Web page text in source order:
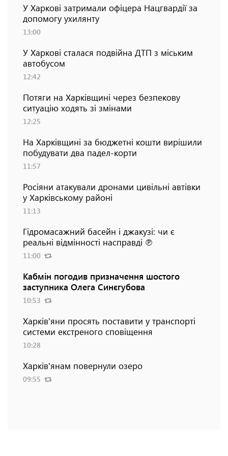
У Харкові затримали офіцера Нацгвардії за
допомогу ухилянту
13:00
У Харкові сталася подвійна ДТП з міським
автобусом
12:42
Потяги на Харківщині через безпекову
ситуацію ходять зі змінами
12:25
На Харківщині за бюджетні кошти вирішили
побудувати два падел-корти
11:57
Росіяни атакували дронами цивільні автівки
у Харківському районі
11:13
Гідромасажний басейн і джакузі: чи є
реальні відмінності насправді ℗
11:00
Кабмін погодив призначення шостого
заступника Олега Синєгубова
10:53
Харків'яни просять поставити у транспорті
системи екстреного сповіщення
10:28
Харків'янам повернули озеро
09:55